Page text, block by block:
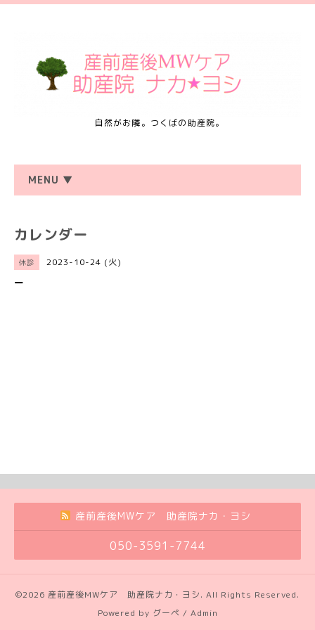
自然がお隣。つくばの助産院。
MENU ▼
カレンダー
休診 2023-10-24 (火)
ー
産前産後MWケア 助産院ナカ・ヨシ
050-3591-7744
©2026 産前産後MWケア 助産院ナカ・ヨシ. All Rights Reserved.
Powered by グーペ / Admin